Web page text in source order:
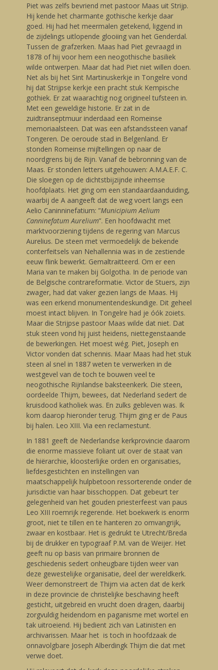
Piet was zelfs bevriend met pastoor Maas uit Strijp.
Hij kende het charmante gothische kerkje daar
goed. Hij had het meermalen getekend, liggend in
de zijdelings uitlopende glooiing van het Genderdal.
Tussen de grafzerken. Maas had Piet gevraagd in
1878 of hij voor hem een neogothische basiliek
wilde ontwerpen. Maar dat had Piet niet willen doen.
Net als bij het Sint Martinuskerkje in Tongelre vond
hij dat Strijpse kerkje een pracht stuk Kempische
gothiek. Er zat waarachtig nog origineel tufsteen in.
Met een geweldige historie. Er zat in de
zuidtranseptmuur inderdaad een Romeinse
memoriaalsteen. Dat was een afstandssteen vanaf
Tongeren. De oeroude stad in Belgenland. Er
stonden Romeinse mijltellingen op naar de
noordgrens bij de Rijn. Vanaf de bebronning van de
Maas. Er stonden letters uitgehouwen: A.M.A.E.F. C.
Die sloegen op de dichtstbijzijnde inheemse
hoofdplaats. Het ging om een standaardaanduiding,
waarbij de A aangeeft dat de weg voert langs een
Aelio Caninninefatium: ”Municipium Aelium
Canninefatum Aurelium”. Een hoofdwacht met
marktvoorziening tijdens de regering van Marcus
Aurelius. De steen met vermoedelijk de bekende
conterfeitsels van Nehallennia was in de zestiende
eeuw flink bewerkt. Gemaltraitteerd. Om er een
Maria van te maken bij Golgotha. In de periode van
de Belgische contrareformatie. Victor de Stuers, zijn
zwager, had dat vaker gezien langs de Maas. Hij
was een erkend monumentendeskundige. Dit geheel
moest intact blijven. In Tongelre had je óók zoiets.
Maar die Strijpse pastoor Maas wilde dat niet. Dat
stuk steen vond hij juist heidens, niettegenstaande
de bewerkingen. Het moest wég. Piet, Joseph en
Victor vonden dat schennis. Maar Maas had het stuk
steen al snel in 1887 weten te verwerken in de
westgevel van de toch te bouwen veel te
neogothische Rijnlandse baksteenkerk. Die steen,
oordeelde Thijm, bewees, dat Nederland sedert de
kruisdood katholiek was. En zulks gebleven was. Ik
kom daarop hieronder terug. Thijm ging er de Paus
bij halen. Leo XIII. Via een reclamestunt.
In 1881 geeft de Nederlandse kerkprovincie daarom
die enorme massieve foliant uit over de staat van
de hiërarchie, kloosterlijke orden en organisaties,
liefdesgestichten en instellingen van
maatschappelijk hulpbetoon ressorterende onder de
jurisdictie van haar bisschoppen. Dat gebeurt ter
gelegenheid van het gouden priesterfeest van paus
Leo XIII roemrijk regerende. Het boekwerk is enorm
groot, niet te tillen en te hanteren zo omvangrijk,
zwaar en kostbaar. Het is gedrukt te Utrecht/Breda
bij de drukker en typograaf P.M. van de Weijer. Het
geeft nu op basis van primaire bronnen de
geschiedenis sedert onheugbare tijden weer van
deze gewestelijke organisatie, deel der wereldkerk.
Weer demonstreert de Thijm via acten dat de kerk
in deze provincie de christelijke beschaving heeft
gesticht, uitgebreid en vrucht doen dragen, daarbij
zorgvuldig heidendom en paganisme met wortel en
tak uitroeiend. Hij bedient zich van Latinisten en
archivarissen. Maar het is toch in hoofdzaak de
onnavolgbare Joseph Alberdingk Thijm die dat met
verwe doet.